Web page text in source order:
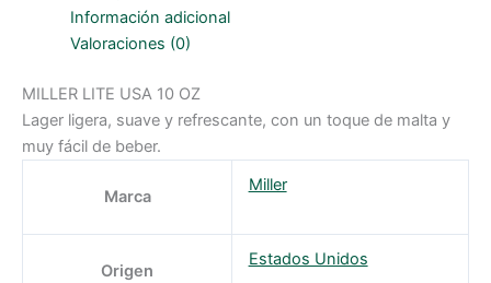
Información adicional
Valoraciones (0)
MILLER LITE USA 10 OZ
Lager ligera, suave y refrescante, con un toque de malta y
muy fácil de beber.
Marca
Miller
Origen
Estados Unidos